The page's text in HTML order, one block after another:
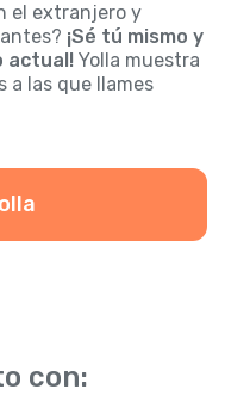
el extranjero y
¡Sé tú mismo y
actual! Yolla muestra
a las que llames
con: